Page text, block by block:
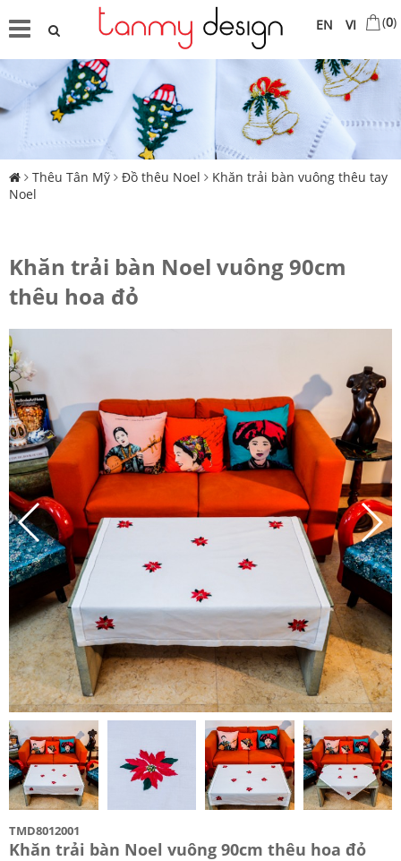
VI
EN (0)
Thêu Tân Mỹ Đồ thêu Noel
Khăn trải bàn vuông thêu tay
Noel
Khăn trải bàn Noel vuông 90cm
thêu hoa đỏ
TMD8012001
Khăn trải bàn Noel vuông 90cm thêu hoa đỏ